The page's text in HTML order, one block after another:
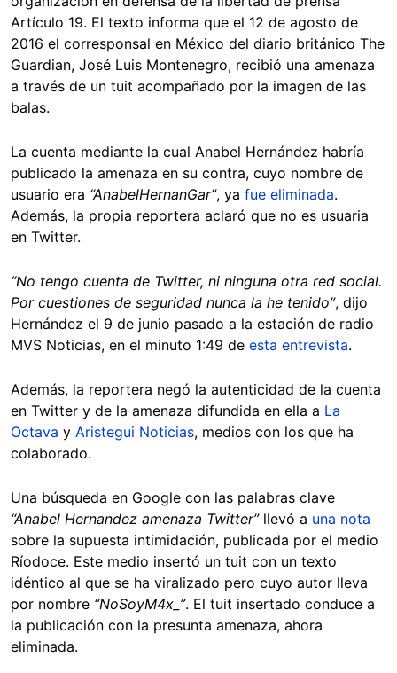
Artículo 19. El texto informa que el 12 de agosto de
2016 el corresponsal en México del diario británico The
Guardian, José Luis Montenegro, recibió una amenaza
a través de un tuit acompañado por la imagen de las
balas.
La cuenta mediante la cual Anabel Hernández habría
publicado la amenaza en su contra, cuyo nombre de
usuario era “AnabelHernanGar”, ya fue eliminada.
Además, la propia reportera aclaró que no es usuaria
en Twitter.
“No tengo cuenta de Twitter, ni ninguna otra red social.
Por cuestiones de seguridad nunca la he tenido”, dijo
Hernández el 9 de junio pasado a la estación de radio
MVS Noticias, en el minuto 1:49 de esta entrevista.
Además, la reportera negó la autenticidad de la cuenta
en Twitter y de la amenaza difundida en ella a La
Octava y Aristegui Noticias, medios con los que ha
colaborado.
Una búsqueda en Google con las palabras clave
“Anabel Hernandez amenaza Twitter”llevó a una nota
sobre la supuesta intimidación, publicada por el medio
Ríodoce. Este medio insertó un tuit con un texto
idéntico al que se ha viralizado pero cuyo autor lleva
por nombre “NoSoyM4x_”. El tuit insertado conduce a
la publicación con la presunta amenaza, ahora
eliminada.